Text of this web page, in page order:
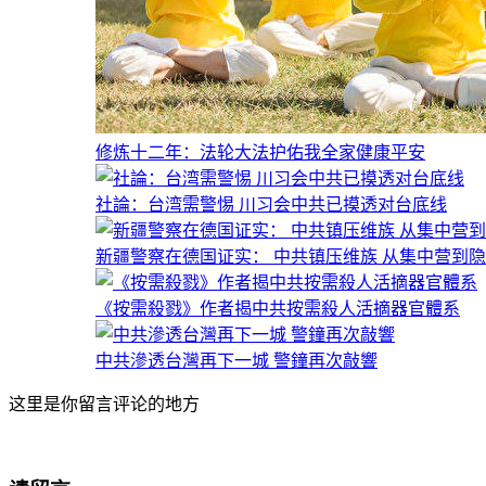
修炼十二年：法轮大法护佑我全家健康平安
社論：台湾需警惕 川习会中共已摸透对台底线
新疆警察在德国证实： 中共镇压维族 从集中营到
《按需殺戮》作者揭中共按需殺人活摘器官體系
中共滲透台灣再下一城 警鐘再次敲響
这里是你留言评论的地方